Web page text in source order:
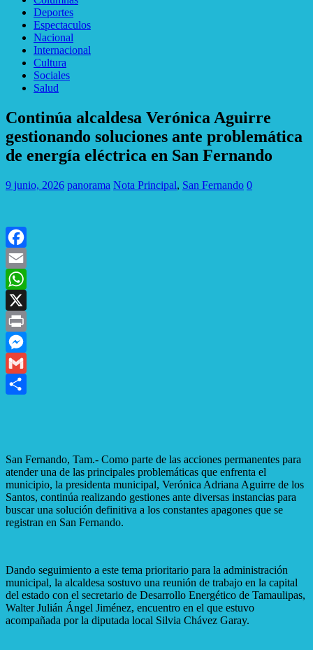
Deportes
Espectaculos
Nacional
Internacional
Cultura
Sociales
Salud
Continúa alcaldesa Verónica Aguirre
gestionando soluciones ante problemática
de energía eléctrica en San Fernando
9 junio, 2026 panorama Nota Principal, San Fernando 0
Facebook
Email
WhatsApp
X
Print
Messenger
Gmail
San Fernando, Tam.- Como parte de las acciones permanentes para
atender una de las principales problemáticas que enfrenta el
municipio, la presidenta municipal, Verónica Adriana Aguirre de los
Santos, continúa realizando gestiones ante diversas instancias para
buscar una solución definitiva a los constantes apagones que se
registran en San Fernando.
Dando seguimiento a este tema prioritario para la administración
municipal, la alcaldesa sostuvo una reunión de trabajo en la capital
del estado con el secretario de Desarrollo Energético de Tamaulipas,
Walter Julián Ángel Jiménez, encuentro en el que estuvo
acompañada por la diputada local Silvia Chávez Garay.